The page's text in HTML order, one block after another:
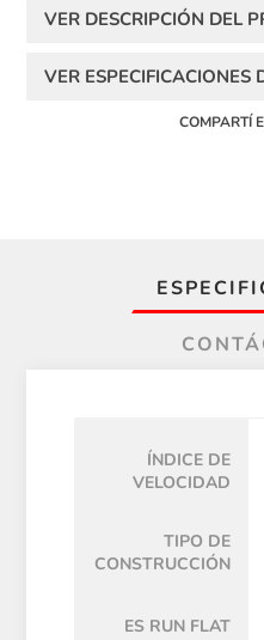
VER DESCRIPCIÓN DEL
VER ESPECIFICACIONES
COMPARTÍ
ÍNDICE DE
VELOCIDAD
TIPO DE
CONSTRUCCIÓN
ES RUN FLAT